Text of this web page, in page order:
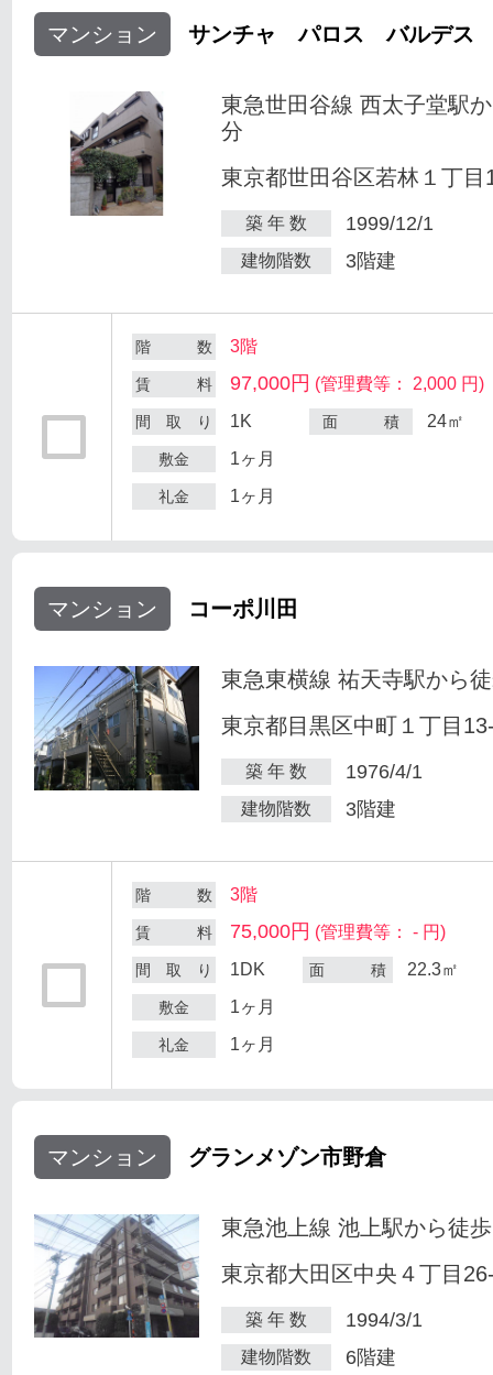
マンション サンチャ パロス バルデス
東急世田谷線 西太子堂駅
分
東京都世田谷区若林１丁目
築 年 数 1999/12/1
建物階数 3階建
階 数 3階
賃 料 97,000円 (管理費等： 2,000 円)
間 取 り 1K 面 積 24㎡
敷金 1ヶ月
礼金 1ヶ月
マンション コーポ川田
東急東横線 祐天寺駅から
東京都目黒区中町１丁目
築 年 数 1976/4/1
建物階数 3階建
階 数 3階
賃 料 75,000円 (管理費等： - 円)
間 取 り 1DK 面 積 22.3㎡
敷金 1ヶ月
礼金 1ヶ月
マンション グランメゾン市野倉
東急池上線 池上駅から徒
東京都大田区中央４丁目
築 年 数 1994/3/1
建物階数 6階建